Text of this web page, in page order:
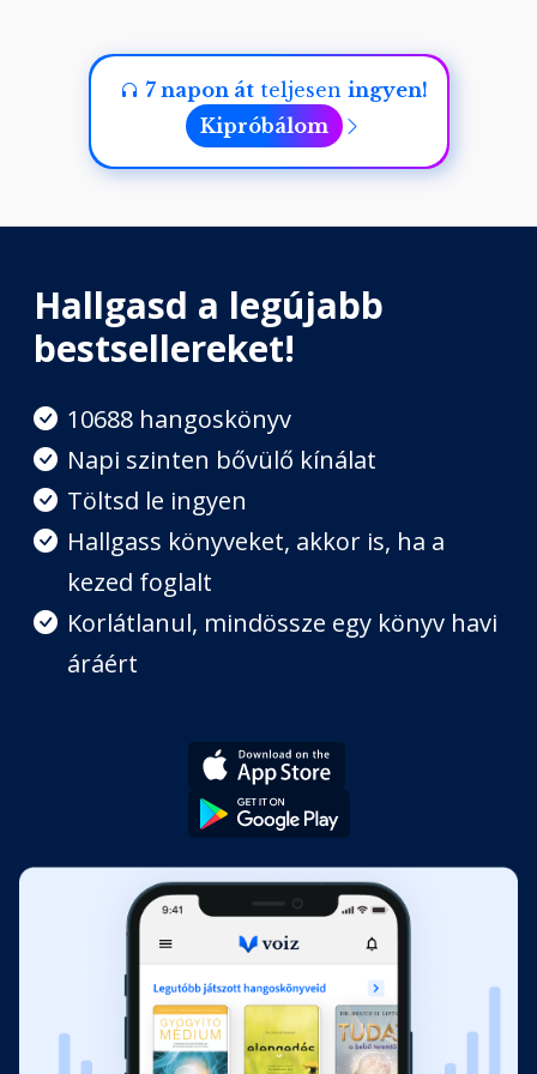
7 napon átteljesen ingyen!
Kipróbálom
Hallgasd a legújabb
bestsellereket!
10688 hangoskönyv
Napi szinten bővülő kínálat
Töltsd le ingyen
Hallgass könyveket, akkor is, ha a
kezed foglalt
Korlátlanul, mindössze egy könyv havi
áráért